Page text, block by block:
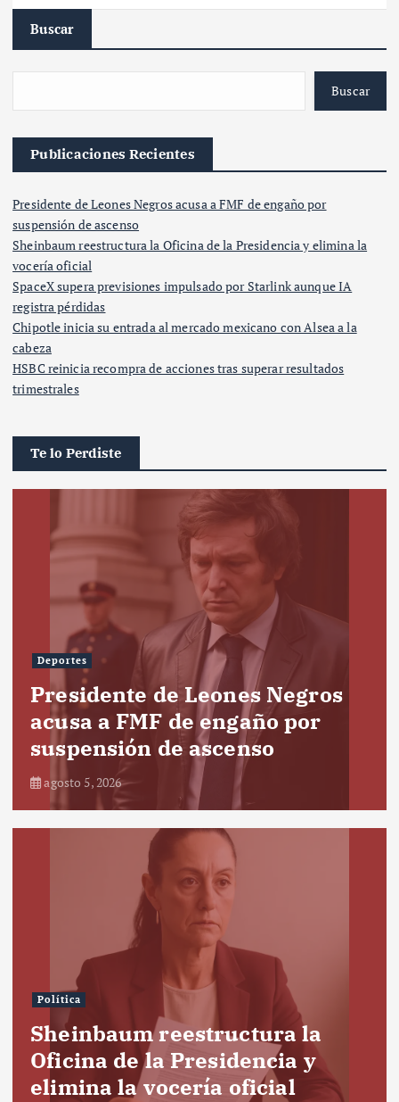
Buscar
Buscar
Publicaciones Recientes
Presidente de Leones Negros acusa a FMF de engaño por
suspensión de ascenso
Sheinbaum reestructura la Oficina de la Presidencia y elimina la
vocería oficial
SpaceX supera previsiones impulsado por Starlink aunque IA
registra pérdidas
Chipotle inicia su entrada al mercado mexicano con Alsea a la
cabeza
HSBC reinicia recompra de acciones tras superar resultados
trimestrales
Te lo Perdiste
Deportes
Presidente de Leones Negros
acusa a FMF de engaño por
suspensión de ascenso
agosto 5, 2026
Política
Sheinbaum reestructura la
Oficina de la Presidencia y
elimina la vocería oficial